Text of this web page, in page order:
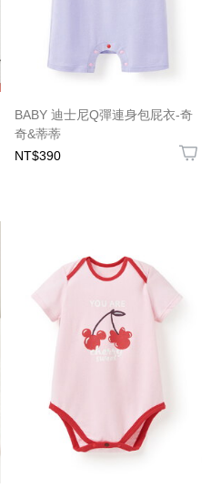
BABY 迪士尼Q彈連身包屁衣-奇
奇&蒂蒂
NT$390